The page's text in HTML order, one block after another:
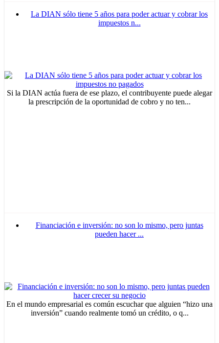
La DIAN sólo tiene 5 años para poder actuar y cobrar los
impuestos n...
Si la DIAN actúa fuera de ese plazo, el contribuyente puede alegar
la prescripción de la oportunidad de cobro y no ten...
Financiación e inversión: no son lo mismo, pero juntas
pueden hacer ...
En el mundo empresarial es común escuchar que alguien “hizo una
inversión” cuando realmente tomó un crédito, o q...